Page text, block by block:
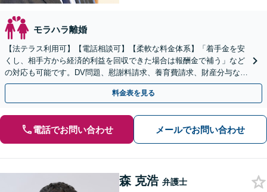
モラハラ離婚
【法テラス利用可】【電話相談可】【柔軟な料金体系】「着手金を安
くし、相手方から経済的利益を回収できた場合は報酬金で補う」など
の対応も可能です。DV問題、慰謝料請求、養育費請求、財産分与など
ご相談ください【柏駅5分】
料金表を見る
電話でお問い合わせ メールでお問い合わせ
森 克浩 弁護士